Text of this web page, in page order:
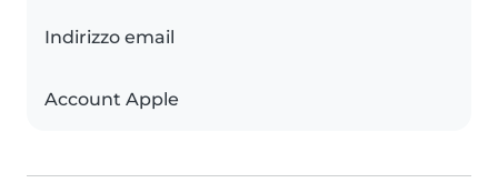
Indirizzo email
Account Apple